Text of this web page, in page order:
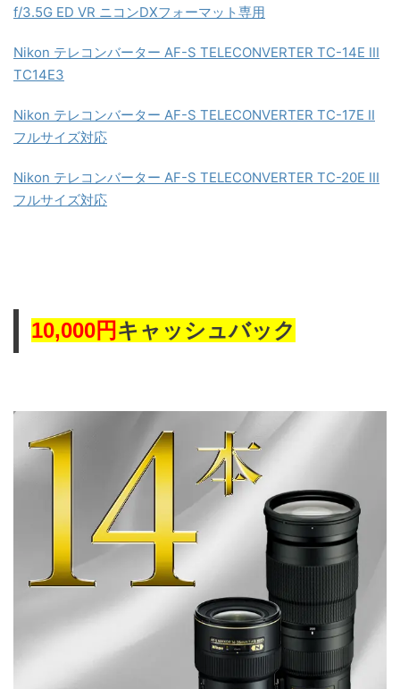
f/3.5G ED VR ニコンDXフォーマット専用
Nikon テレコンバーター AF-S TELECONVERTER TC-14E III
TC14E3
Nikon テレコンバーター AF-S TELECONVERTER TC-17E II
フルサイズ対応
Nikon テレコンバーター AF-S TELECONVERTER TC-20E III
フルサイズ対応
10,000円 キャッシュバック